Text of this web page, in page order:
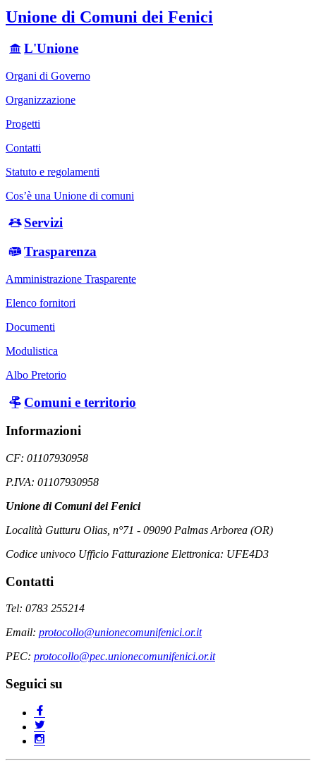
Unione di Comuni dei Fenici
L'Unione
Organi di Governo
Organizzazione
Progetti
Contatti
Statuto e regolamenti
Cos’è una Unione di comuni
Servizi
Trasparenza
Amministrazione Trasparente
Elenco fornitori
Documenti
Modulistica
Albo Pretorio
Comuni e territorio
Informazioni
CF: 01107930958
P.IVA: 01107930958
Unione di Comuni dei Fenici
Località Gutturu Olias, n°71 - 09090 Palmas Arborea (OR)
Codice univoco Ufficio Fatturazione Elettronica: UFE4D3
Contatti
Tel: 0783 255214
Email: protocollo@unionecomunifenici.or.it
PEC: protocollo@pec.unionecomunifenici.or.it
Seguici su